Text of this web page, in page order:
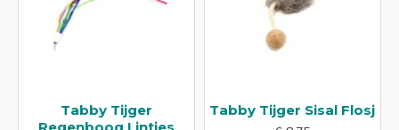
Tabby Tijger
Tabby Tijger Sisal Flosj